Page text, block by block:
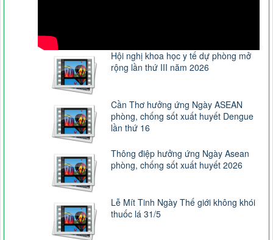
Hội nghị khoa học y tế dự phòng mở
rộng lần thứ III năm 2026
Cần Thơ hưởng ứng Ngày ASEAN
phòng, chống sốt xuất huyết Dengue
lần thứ 16
Thông điệp hưởng ứng Ngày Asean
phòng, chống sốt xuất huyết 2026
Lễ Mít Tinh Ngày Thế giới không khói
thuốc lá 31/5